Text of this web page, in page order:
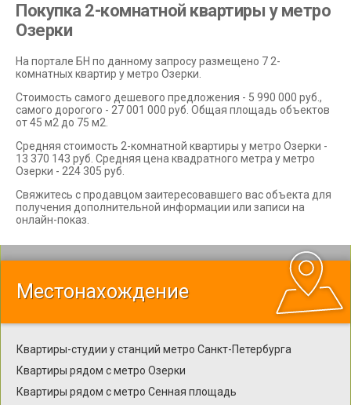
Покупка 2-комнатной квартиры у метро
Озерки
На портале БН по данному запросу размещено 7 2-
комнатных квартир у метро Озерки.
Стоимость самого дешевого предложения - 5 990 000 руб.,
самого дорогого - 27 001 000 руб. Общая площадь объектов
от 45 м2 до 75 м2.
Средняя стоимость 2-комнатной квартиры у метро Озерки -
13 370 143 руб. Средняя цена квадратного метра у метро
Озерки - 224 305 руб.
Свяжитесь с продавцом заитересовавшего вас объекта для
получения дополнительной информации или записи на
онлайн-показ.
Местонахождение
Квартиры-студии у станций метро Санкт-Петербурга
Квартиры рядом с метро Озерки
Квартиры рядом с метро Сенная площадь